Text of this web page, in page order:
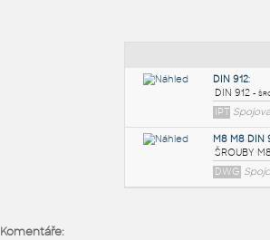
Komentáře: